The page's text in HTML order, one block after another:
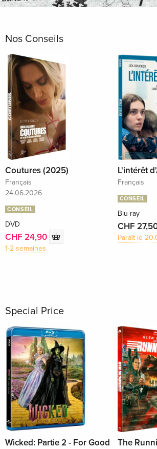
Nos Conseils
Coutures (2025)
Français
24.06.2026
CONSEIL
DVD
CHF 24,90
1-2 semaines
L'intérêt
Français
CONSEIL
Blu-ray
CHF
Paraît le
Special Price
Wicked: Partie 2 - For Good
The